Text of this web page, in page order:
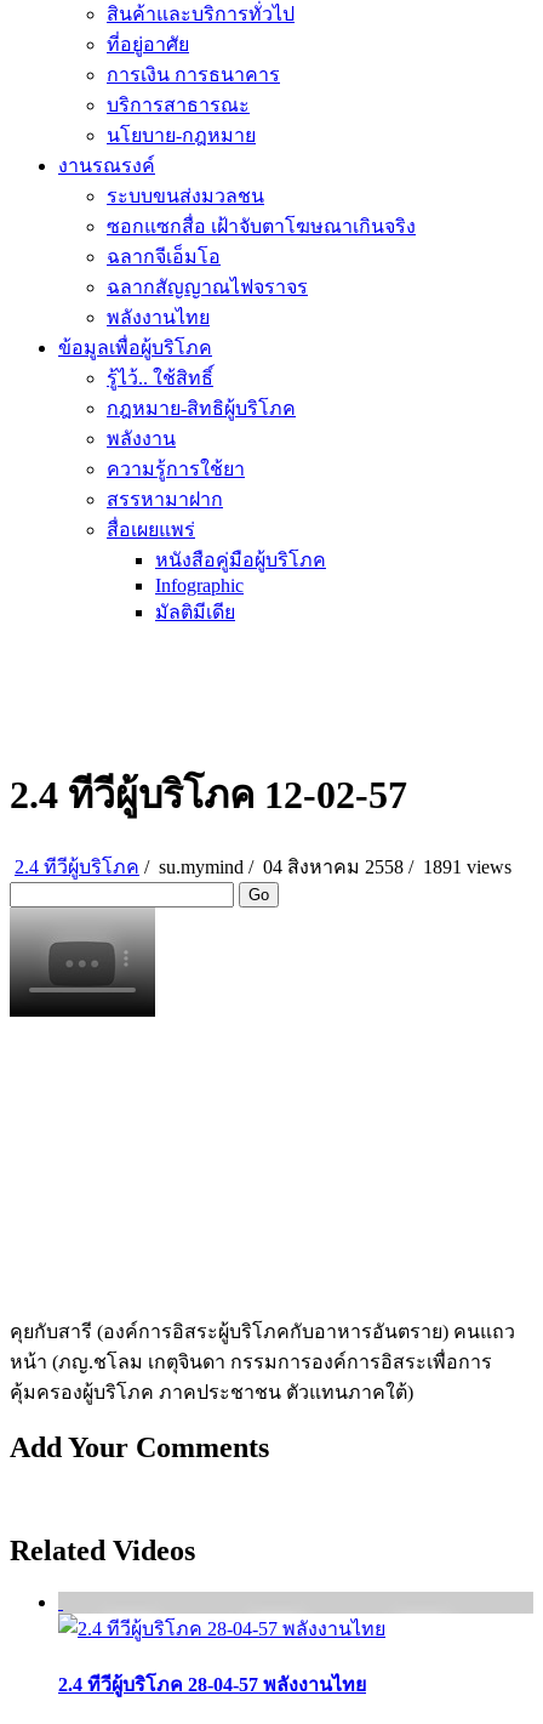
สินค้าและบริการทั่วไป
ที่อยู่อาศัย
การเงิน การธนาคาร
บริการสาธารณะ
นโยบาย-กฎหมาย
งานรณรงค์
ระบบขนส่งมวลชน
ซอกแซกสื่อ เฝ้าจับตาโฆษณาเกินจริง
ฉลากจีเอ็มโอ
ฉลากสัญญาณไฟจราจร
พลังงานไทย
ข้อมูลเพื่อผู้บริโภค
รู้ไว้.. ใช้สิทธิ์
กฎหมาย-สิทธิผู้บริโภค
พลังงาน
ความรู้การใช้ยา
สรรหามาฝาก
สื่อเผยแพร่
หนังสือคู่มือผู้บริโภค
Infographic
มัลติมีเดีย
2.4 ทีวีผู้บริโภค 12-02-57
2.4 ทีวีผู้บริโภค / su.mymind / 04 สิงหาคม 2558 / 1891 views
Go
คุยกับสารี (องค์การอิสระผู้บริโภคกับอาหารอันตราย) คนแถว
หน้า (ภญ.ชโลม เกตุจินดา กรรมการองค์การอิสระเพื่อการ
คุ้มครองผู้บร­ิโภค ภาคประชาชน ตัวแทนภาคใต้)
Add Your Comments
Related Videos
2.4 ทีวีผู้บริโภค 28-04-57 พลังงานไทย